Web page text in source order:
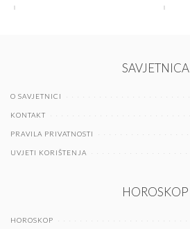
SAVJETNICA
O SAVJETNICI
KONTAKT
PRAVILA PRIVATNOSTI
UVJETI KORIŠTENJA
HOROSKOP
HOROSKOP